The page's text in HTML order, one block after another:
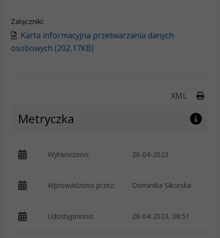
Załączniki:
Karta informacyjna przetwarzania danych
osobowych (202,17KB)
XML
Metryczka
Wytworzono: 26-04-2023
Wprowadzono przez: Dominika Sikorska
Udostępniono: 26-04-2023, 08:51